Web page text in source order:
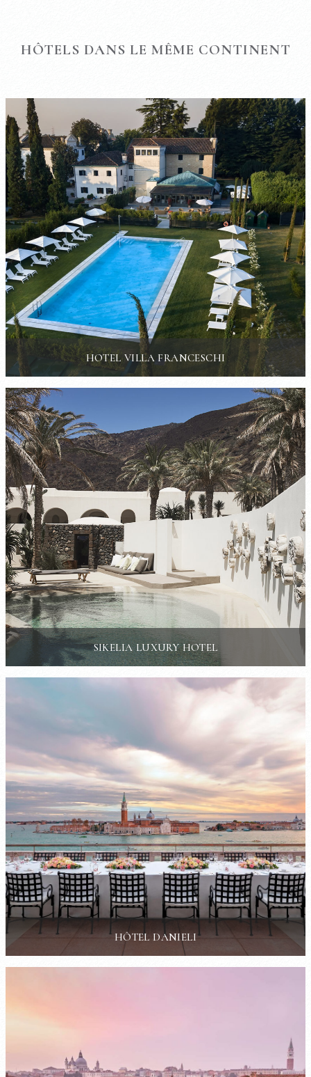
HÔTELS DANS LE MÊME CONTINENT
HOTEL VILLA FRANCESCHI
SIKELIA LUXURY HOTEL
HÔTEL DANIELI